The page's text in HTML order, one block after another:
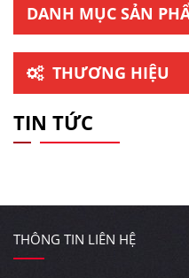
DANH MỤC SẢN
THƯƠNG HIỆU
TIN TỨC
THÔNG TIN LIÊN HỆ